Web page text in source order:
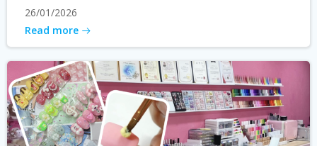
26/01/2026
Read more